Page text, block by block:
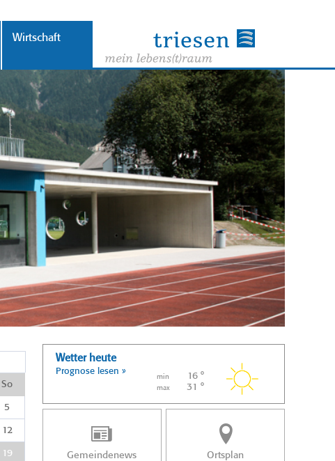
Wirtschaft
So
5
12
19
Wetter heute
Prognose lesen »
min 16 °
max 31 °
Gemeindenews Ortsplan